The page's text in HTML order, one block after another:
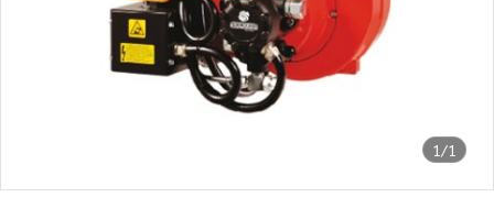
1/1